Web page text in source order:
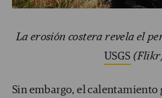
La erosión costera revela el
USGS
Sin embargo, el calentamiento